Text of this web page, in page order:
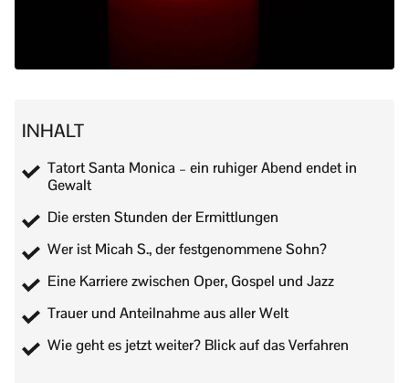
INHALT
Tatort Santa Monica – ein ruhiger Abend endet in
Gewalt
Die ersten Stunden der Ermittlungen
Wer ist Micah S., der festgenommene Sohn?
Eine Karriere zwischen Oper, Gospel und Jazz
Trauer und Anteilnahme aus aller Welt
Wie geht es jetzt weiter? Blick auf das Verfahren